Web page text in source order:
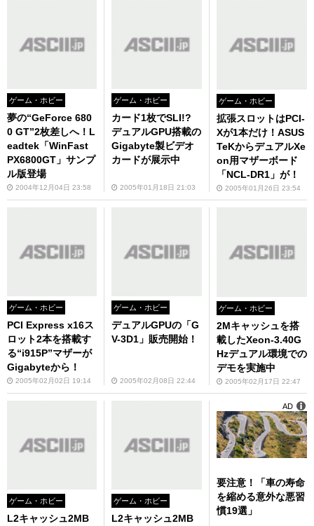
ゲーム・ホビー
夢の“GeForce 680
0 GT”2枚差しへ！L
eadtek「WinFast
PX6800GT」サンプ
ル版登場
2004年12月04日 23:58
ゲーム・ホビー
カード1枚でSLI!?
デュアルGPU搭載の
Gigabyte製ビデオ
カードが展示中
2005年01月18日 21:03
ゲーム・ホビー
拡張スロットはPCI-
Xが1本だけ！ASUS
TeKからデュアルXe
on用マザーボード
「NCL-DR1」が！
2005年01月26日 23:54
ゲーム・ホビー
PCI Express x16ス
ロット2本を搭載す
る“i915P”マザーが
Gigabyteから！
2005年02月02日 19:14
ゲーム・ホビー
デュアルGPUの「G
V-3D1」販売開始！
2005年02月08日 22:44
ゲーム・ホビー
2Mキャッシュを搭
載したXeon-3.40G
Hzデュアル環境での
デモを実施中
2005年02月17日 22:47
ゲーム・ホビー
L2キャッシュ2MB
ゲーム・ホビー
L2キャッシュ2MB
要注意！「車の寿命
を縮める意外な悪習
慣19選」
AD